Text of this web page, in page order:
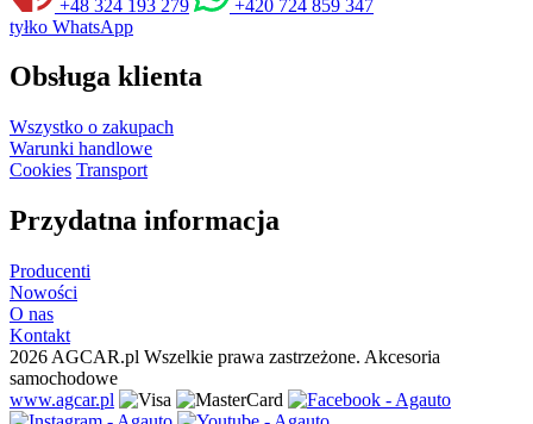
+48 324 193 279
+420 724 859 347
tyłko WhatsApp
Obsługa klienta
Wszystko o zakupach
Warunki handlowe
Cookies Transport
Przydatna informacja
Producenti
Nowości
O nas
Kontakt
2026 AGCAR.pl Wszelkie prawa zastrzeżone. Akcesoria
samochodowe
www.agcar.pl